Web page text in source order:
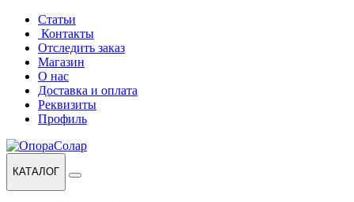
Перейти
навигации
Перейти
содержанию
Статьи
Контакты
Отследить заказ
Магазин
О нас
Доставка и оплата
Реквизиты
Профиль
КАТАЛОГ